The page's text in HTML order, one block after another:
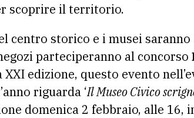
scoprire il territorio.
centro storico e i musei saranno
parteciperanno al concorso
edizione, questo evento
riguarda ‘Il Museo Civico
domenica 2 febbraio, alle 16,